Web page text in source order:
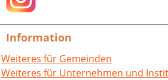
Information
Weiteres für Gemeinden
Weiteres für Unternehmen und